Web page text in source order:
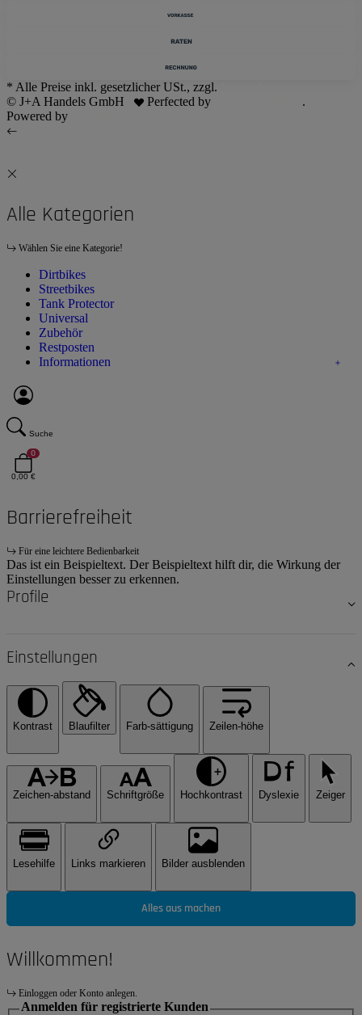
* Alle Preise inkl. gesetzlicher USt., zzgl.
© J+A Handels GmbH
Perfected by
.
Powered by
Alle Kategorien
Wählen Sie eine Kategorie!
Dirtbikes
Streetbikes
Tank Protector
Universal
Zubehör
Restposten
Informationen
Suche
0
0,00 €
Barrierefreiheit
Für eine leichtere Bedienbarkeit
Das ist ein Beispieltext. Der Beispieltext hilft dir, die Wirkung der
Einstellungen besser zu erkennen.
Profile
Einstellungen
Kontrast Blaufilter Farb-sättigung Zeilen-höhe
Zeichen-abstand Schriftgröße Hochkontrast Dyslexie Zeiger
Lesehilfe Links markieren Bilder ausblenden
Alles aus machen
Willkommen!
Einloggen oder Konto anlegen.
Anmelden für registrierte Kunden